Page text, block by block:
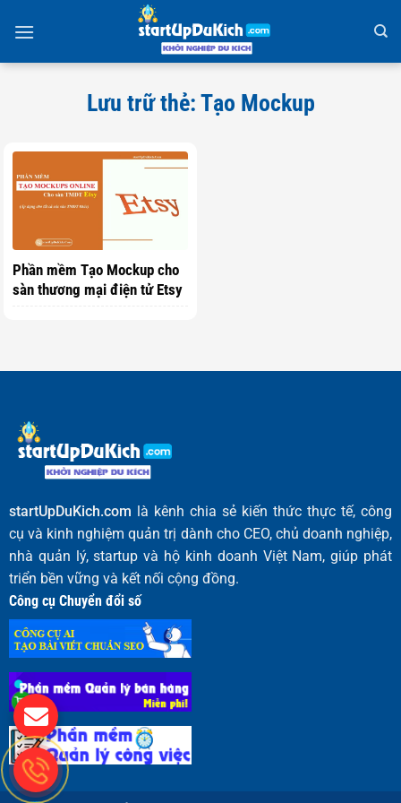
qua
Lưu trữ thẻ: Tạo Mockup
Phần mềm Tạo Mockup cho
sàn thương mại điện tử Etsy
startUpDuKich.com là kênh chia sẻ kiến thức thực tế, công
cụ và kinh nghiệm quản trị dành cho CEO, chủ doanh nghiệp,
nhà quản lý, startup và hộ kinh doanh Việt Nam, giúp phát
triển bền vững và kết nối cộng đồng.
Công cụ Chuyển đổi số